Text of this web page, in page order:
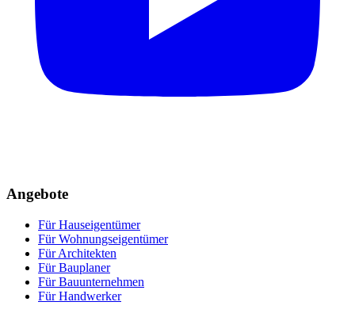
Angebote
Für Hauseigentümer
Für Wohnungseigentümer
Für Architekten
Für Bauplaner
Für Bauunternehmen
Für Handwerker